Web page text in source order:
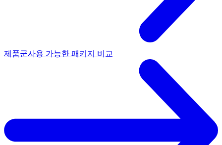
제품군사용 가능한 패키지 비교